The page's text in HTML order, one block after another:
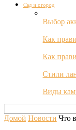
Сад и огород
Выбор
Как
Как
Стили
Виды
Домой Новости Что